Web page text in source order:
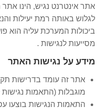
אתר אינטרנט נגיש, הינו
לגלוש באותה רמת יעילות
ביכולות המערכת עליה הוא
מסייעות לנגישות .
מידע על נגישות האתר
אתר זה עומד בדרישות
מוגבלות (התאמות נגישות
התאמות הנגישות בוצעו